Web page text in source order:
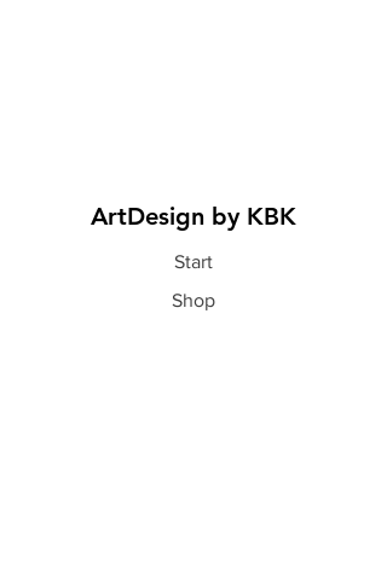
ArtDesign by KBK
Start
Shop